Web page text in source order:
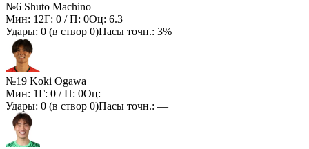
№6 Shuto Machino
Мин: 12Г: 0 / П: 0Оц: 6.3
Удары: 0 (в створ 0)Пасы точн.: 3%
№19 Koki Ogawa
Мин: 1Г: 0 / П: 0Оц: —
Удары: 0 (в створ 0)Пасы точн.: —